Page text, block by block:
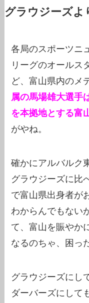
グラウジーズよ
各局のスポーツニ
リーグのオールス
ど、富山県内のメ
属の馬場雄大選手
を本拠地とする富
がやね。
確かにアルバルク
グラウジーズに比
で富山県出身者が
わからんでもない
て、富山を賑やか
なるのちゃ、困っ
グラウジーズにし
ダーバーズにして